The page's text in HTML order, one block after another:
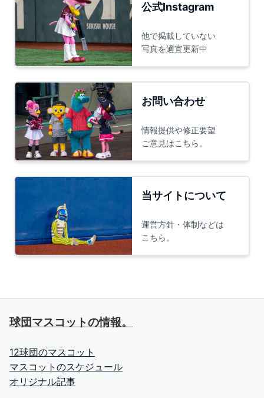
公式Instagram
他で掲載していない
写真を適宜更新中
お問い合わせ
情報提供や修正要望
ご意見はこちら。
当サイトについて
運営方針・体制などは
こちら。
球団マスコットの情報。
12球団のマスコット
マスコットのスケジュール
オリジナル記事